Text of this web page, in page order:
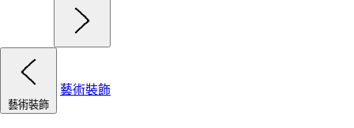
藝術裝飾
藝術裝飾